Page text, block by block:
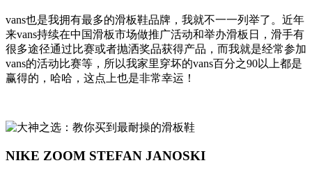
vans也是我拥有最多的滑板鞋品牌，我就不一一列举了。近年
来vans持续在中国滑板市场做推广活动和举办滑板日，滑手有
很多途径通过比赛或者抛洒奖品获得产品，而我就是经常参加
vans的活动比赛等，所以我家里穿坏的vans百分之90以上都是
赢得的，哈哈，这点上也是非常幸运！
NIKE ZOOM STEFAN JANOSKI